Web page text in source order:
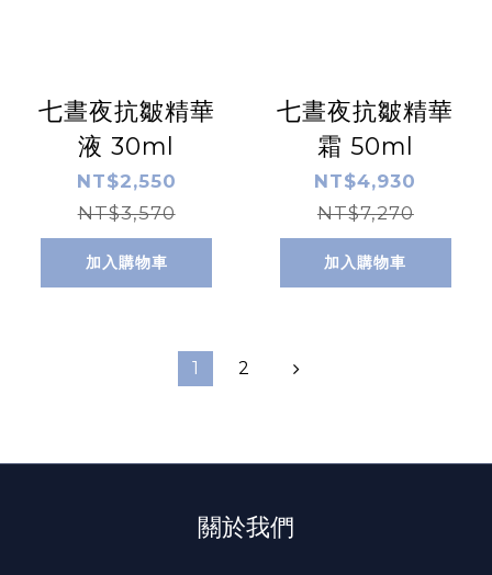
七晝夜抗皺精華
液 30ml
NT$2,550
NT$3,570
加入購物車
七晝夜抗皺精華
霜 50ml
NT$4,930
NT$7,270
加入購物車
1 2
關於我們